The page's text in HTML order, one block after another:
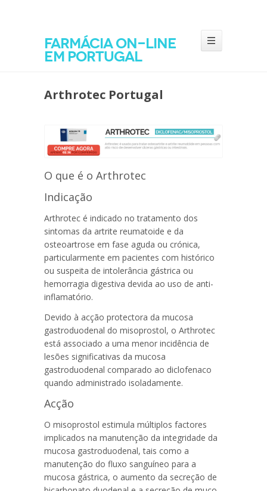
Farmácia on-line
em Portugal
Arthrotec Portugal
O que é o Arthrotec
Indicação
Arthrotec é indicado no tratamento dos
sintomas da artrite reumatoide e da
osteoartrose em fase aguda ou crónica,
particularmente em pacientes com histórico
ou suspeita de intolerância gástrica ou
hemorragia digestiva devida ao uso de anti-
inflamatório.
Devido à acção protectora da mucosa
gastroduodenal do misoprostol, o Arthrotec
está associado a uma menor incidência de
lesões significativas da mucosa
gastroduodenal comparado ao diclofenaco
quando administrado isoladamente.
Acção
O misoprostol estimula múltiplos factores
implicados na manutenção da integridade da
mucosa gastroduodenal, tais como a
manutenção do fluxo sanguíneo para a
mucosa gástrica, o aumento da secreção de